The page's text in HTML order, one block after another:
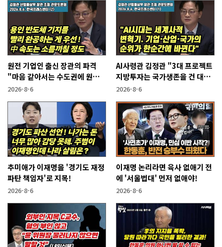
원전 기업인 출신 장관의 파격
"마음 같아서는 수도권에 원전
짓고싶다"
2026-8-6
AI사령관 김정관 "3대 프로젝트
지방투자는 국가생존을 건 대전
략"
2026-8-6
추미애가 이재명을 '경기도 재정
파탄 책임자'로 지목!
2026-8-6
이재명 논리라면 육사 없애기 전
에 '서울법대' 먼저 없애야!
2026-8-6